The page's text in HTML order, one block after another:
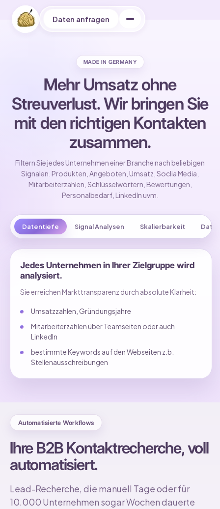
Daten anfragen
ARTIKEL
100 kostenlose Leads
Blog 2
Maerkte strukturiert analysieren statt Leads jagen
Zeitinvestment fuer Leads
Recherche automatisieren
Markttransparenz
Datenaufbereitung fuer Manda Unternehmen
Lead Intelligence and Market Transparency Engine
Solution Modules
MADE IN GERMANY
Mehr Umsatz ohne
Streuverlust. Wir bringen Sie
mit den richtigen Kontakten
zusammen.
Filtern Sie jedes Unternehmen einer Branche nach beliebigen
Signalen. Produkten, Angeboten, Umsatz, Soclia Media,
Mitarbeiterzahlen, Schlüsselwörtern, Bewertungen,
Personalbedarf, LinkedIn uvm.
Datentiefe Signal Analysen Skalierbarkeit
Jedes Unternehmen in Ihrer Zielgruppe wird
analysiert.
Sie erreichen Markttransparenz durch absolute Klarheit:
Umsatzzahlen, Gründungsjahre
Mitarbeiterzahlen über Teamseiten oder auch
LinkedIn
bestimmte Keywords auf den Webseiten z.b.
Stellenausschreibungen
Automatisierte Workflows
Ihre B2B Kontaktrecherche, voll
automatisiert.
Lead-Recherche, die manuell Tage oder für
10.000 Unternehmen sogar Wochen dauerte